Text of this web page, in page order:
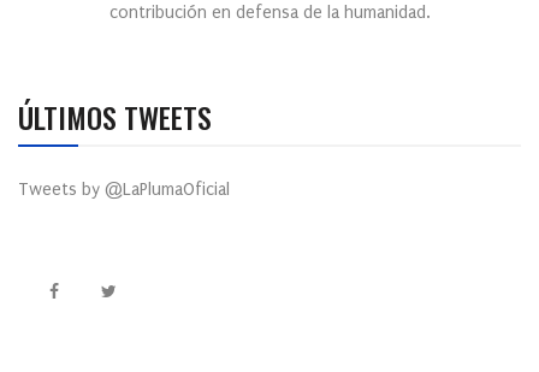
contribución en defensa de la humanidad.
ÚLTIMOS TWEETS
Tweets by @LaPlumaOficial